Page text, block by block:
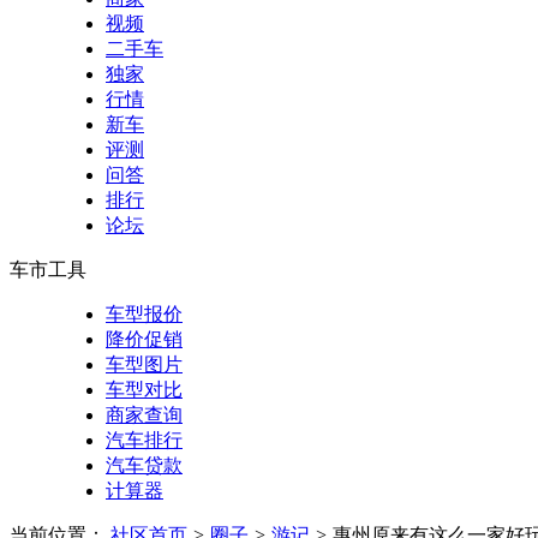
视频
二手车
独家
行情
新车
评测
问答
排行
论坛
车市工具
车型报价
降价促销
车型图片
车型对比
商家查询
汽车排行
汽车贷款
计算器